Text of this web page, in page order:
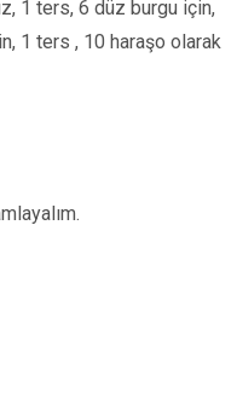
1 ters, 6 düz burgu için,
1 ters , 10 haraşo olarak